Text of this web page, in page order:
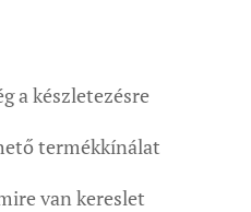
a készletezésre
termékkínálat
van kereslet